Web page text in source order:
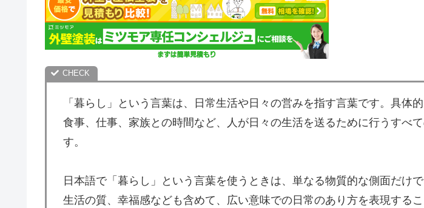
「暮らし」という言葉は、日常生活や日々の営みを指す言葉です。具体
食事、仕事、家族との時間など、人が日々の生活を送るために行うすべ
す。
日本語で「暮らし」という言葉を使うときは、単なる物質的な側面だけ
生活の質、幸福感なども含めて、広い意味での日常のあり方を表現するこ